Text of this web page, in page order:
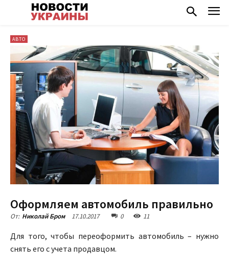
АВТО
Оформляем автомобиль правильно
От: Николай Бром 17.10.2017 0 11
Для того, чтобы переоформить автомобиль– нужно
снять его с учета продавцом.